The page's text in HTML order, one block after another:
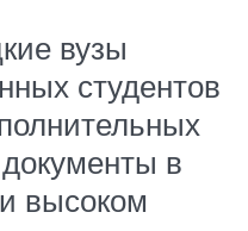
вузы
студентов
в
высоком